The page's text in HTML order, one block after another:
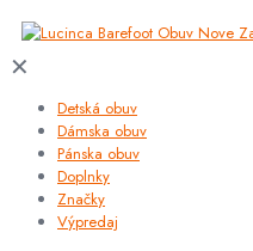
✕
Detská obuv
Dámska obuv
Pánska obuv
Doplnky
Značky
Výpredaj